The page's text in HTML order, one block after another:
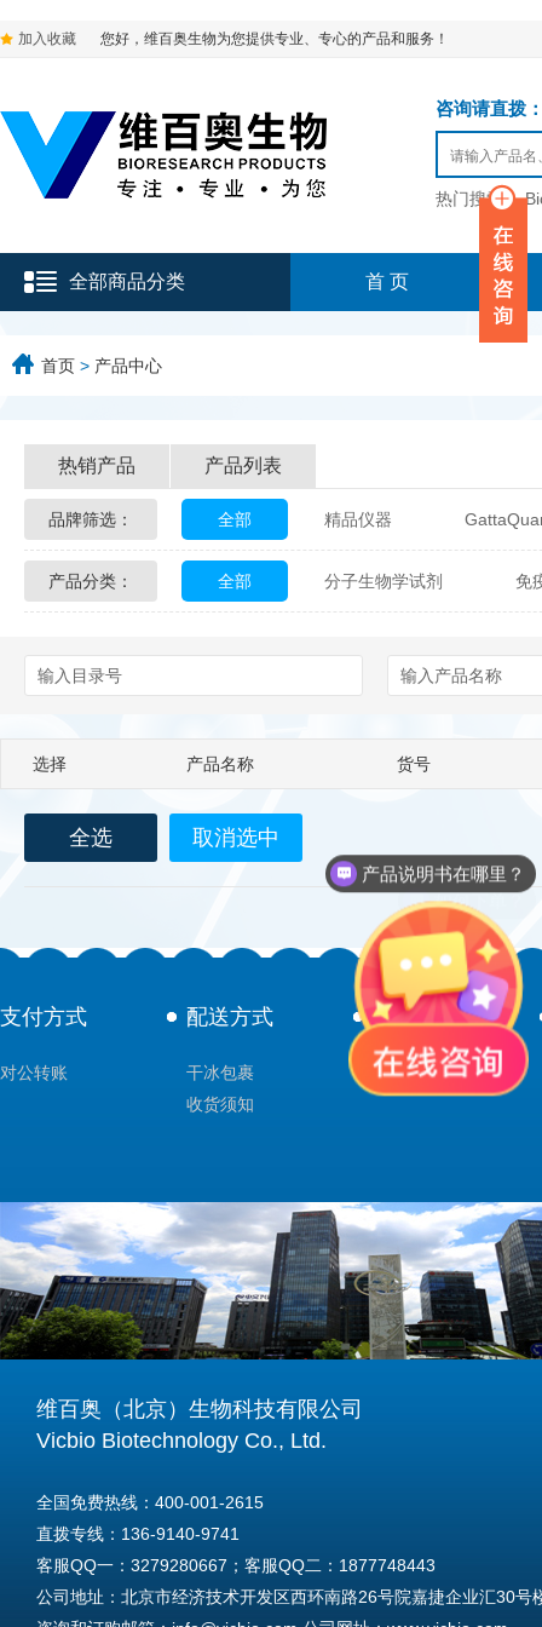
加入收藏 您好，维百奥生物为您提供专业、专心的产品和服务！
咨询请直拨
热门搜索：
全部商品分类 首 页
首页 > 产品中心
热销产品 产品列表
品牌筛选： 全部 精品仪器
Glycon Biochem Sterlitech
Epitope Diagnostics
Biotez Berlin
Berry & Associates Zedira
LGC Maine Standards Biolife
Abbexa AbD Serotec
产品分类： 全部 分子生物学试剂 免
选择 产品名称 货号
全选 取消选中
支付方式
对公转账
配送方式
干冰包裹
收货须知
售后服务
技术支持
维百奥（北京）生物科技有限公司
Vicbio Biotechnology Co., Ltd.
全国免费热线：400-001-2615
直拨专线：136-9140-9741
客服QQ一：3279280667；客服QQ二：1877748443
公司地址：北京市经济技术开发区西环南路26号院嘉捷企业汇30号
产品说明书在哪里？
如何下单？